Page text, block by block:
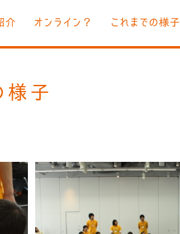
介 オンライン？ これまでの様子
様子